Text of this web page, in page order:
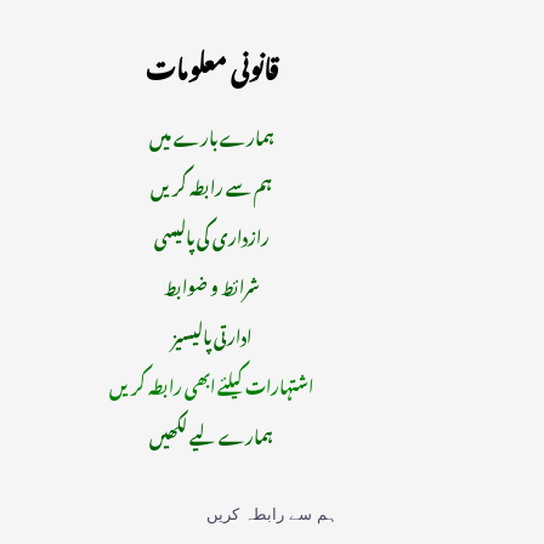
قانونی معلومات
ہمارے بارے میں
ہم سے رابطہ کریں
رازداری کی پالیسی
شرائط و ضوابط
ادارتی پالیسیز
اشتہارات کیلئے ابھی رابطہ کریں
ہمارے لیے لکھیں
ہم سے رابطہ کریں